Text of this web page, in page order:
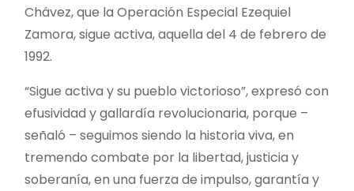
Chávez, que la Operación Especial Ezequiel
Zamora, sigue activa, aquella del 4 de febrero de
1992.
“Sigue activa y su pueblo victorioso”, expresó con
efusividad y gallardía revolucionaria, porque –
señaló – seguimos siendo la historia viva, en
tremendo combate por la libertad, justicia y
soberanía, en una fuerza de impulso, garantía y